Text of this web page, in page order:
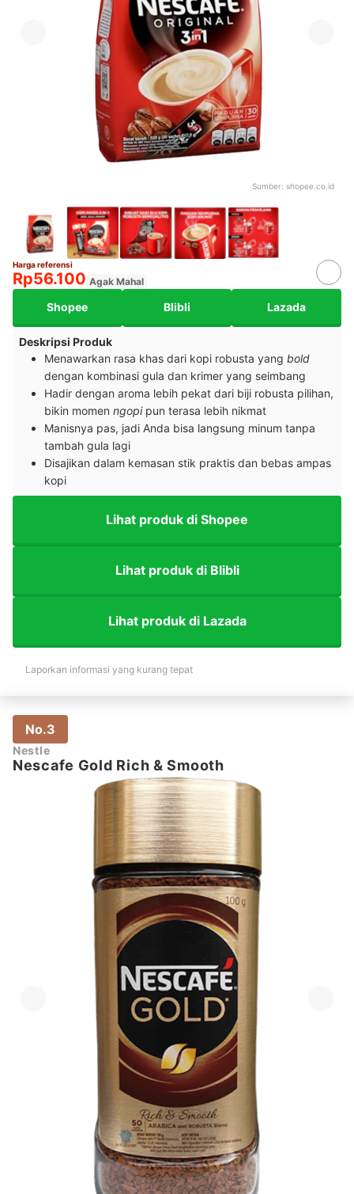
Sumber: shopee.co.id
Harga referensi
Rp56.100 Agak Mahal
Shopee Blibli Lazada
Deskripsi Produk
Menawarkan rasa khas dari kopi robusta yang bold
dengan kombinasi gula dan krimer yang seimbang
Hadir dengan aroma lebih pekat dari biji robusta pilihan,
bikin momen ngopipun terasa lebih nikmat
Manisnya pas, jadi Anda bisa langsung minum tanpa
tambah gula lagi
Disajikan dalam kemasan stik praktis dan bebas ampas
kopi
Lihat produk di Shopee
Lihat produk di Blibli
Lihat produk di Lazada
Laporkan informasi yang kurang tepat
No.3
Nestle
Nescafe Gold Rich & Smooth